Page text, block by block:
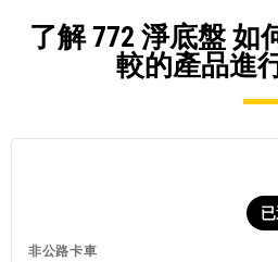
了解 772 淨底盤 如
較的產品進
非公路卡車